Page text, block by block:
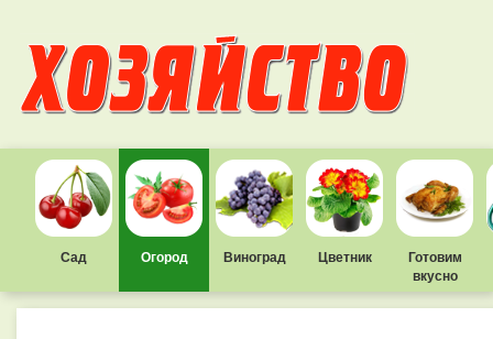
Сад Огород Виноград Цветник
Готовим
вкусно